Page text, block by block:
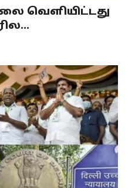
வெளியிட்டது